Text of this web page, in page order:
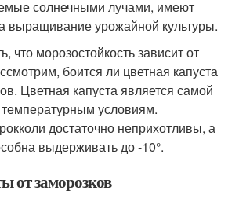
солнечными лучами, имеют
выращивание урожайной культуры.
что морозостойкость зависит от
боится ли цветная капуста
Цветная капуста является самой
температурным условиям.
достаточно неприхотливы, а
выдерживать до -10°.
от заморозков